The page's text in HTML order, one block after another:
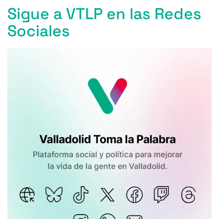
Sigue a VTLP en las Redes
Sociales